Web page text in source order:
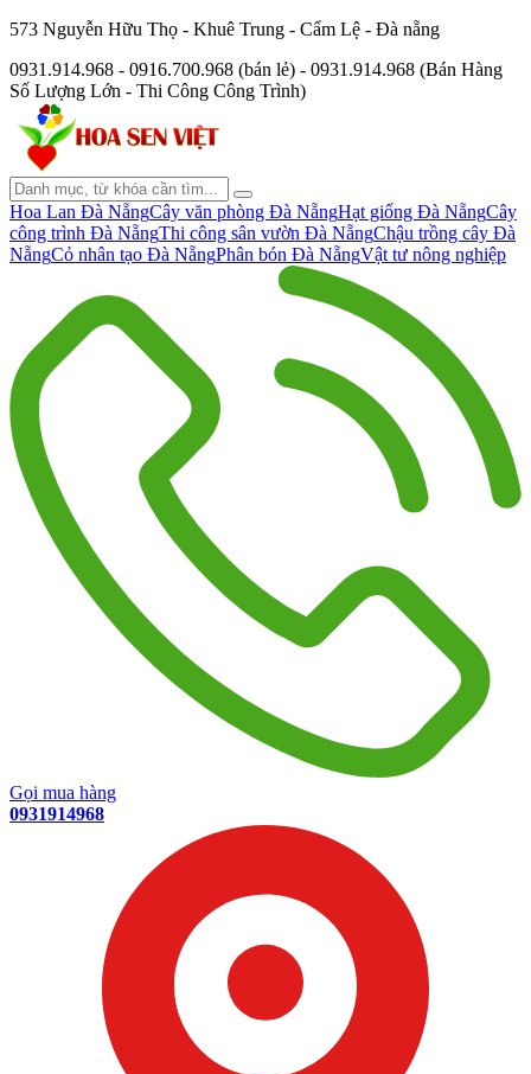
573 Nguyễn Hữu Thọ - Khuê Trung - Cẩm Lệ - Đà nẵng
0931.914.968 - 0916.700.968 (bán lẻ) - 0931.914.968 (Bán Hàng
Số Lượng Lớn - Thi Công Công Trình)
Hoa Lan Đà NẵngCây văn phòng Đà NẵngHạt giống Đà NẵngCây
công trình Đà NẵngThi công sân vườn Đà NẵngChậu trồng cây Đà
NẵngCỏ nhân tạo Đà NẵngPhân bón Đà NẵngVật tư nông nghiệp
Gọi mua hàng
0931914968